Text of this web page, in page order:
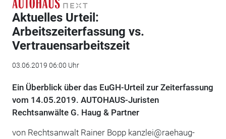
Aktuelles Urteil:
Arbeitszeiterfassung vs.
Vertrauensarbeitszeit
03.06.2019 06:00 Uhr
Ein Überblick über das EuGH-Urteil zur Zeiterfassung
vom 14.05.2019. AUTOHAUS-Juristen
Rechtsanwälte G. Haug & Partner
von Rechtsanwalt Rainer Bopp kanzlei@raehaug-